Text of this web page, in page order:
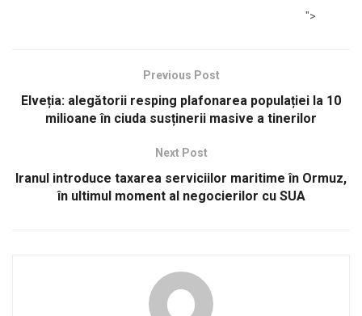
">
Previous Post
Elveția: alegătorii resping plafonarea populației la 10
milioane în ciuda susținerii masive a tinerilor
Next Post
Iranul introduce taxarea serviciilor maritime în Ormuz,
în ultimul moment al negocierilor cu SUA